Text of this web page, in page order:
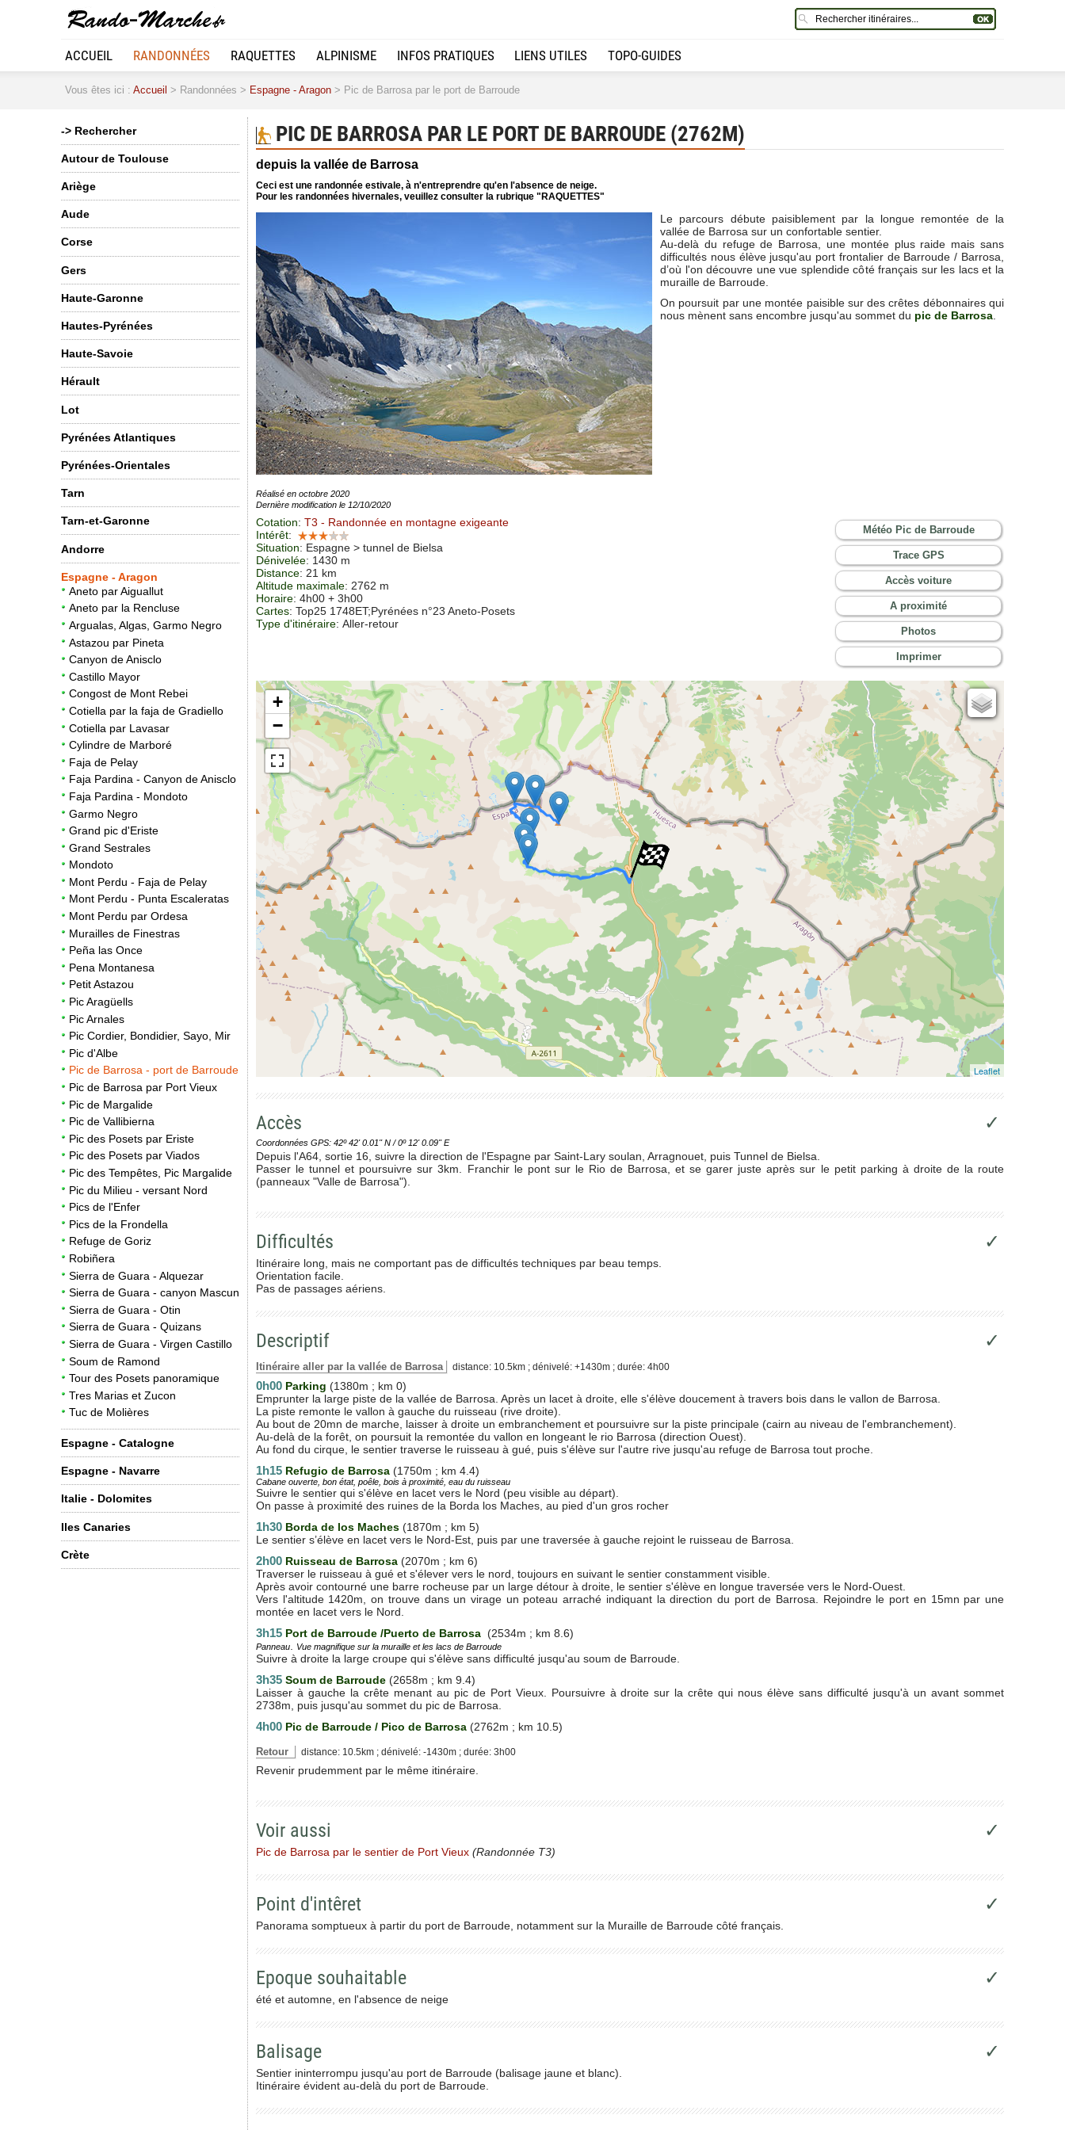
ACCUEIL RANDONNÉES RAQUETTES ALPINISME INFOS PRATIQUES LIENS UTILES TOPO-GUIDES
Vous êtes ici : Accueil > Randonnées > Espagne - Aragon > Pic de Barrosa par le port de Barroude
-> Rechercher
Autour de Toulouse
Ariège
Aude
Corse
Gers
Haute-Garonne
Hautes-Pyrénées
Haute-Savoie
Hérault
Lot
Pyrénées Atlantiques
Pyrénées-Orientales
Tarn
Tarn-et-Garonne
Andorre
Espagne - Aragon
Aneto par Aiguallut
Aneto par la Rencluse
Argualas, Algas, Garmo Negro
Astazou par Pineta
Canyon de Anisclo
Castillo Mayor
Congost de Mont Rebei
Cotiella par la faja de Gradiello
Cotiella par Lavasar
Cylindre de Marboré
Faja de Pelay
Faja Pardina - Canyon de Anisclo
Faja Pardina - Mondoto
Garmo Negro
Grand pic d'Eriste
Grand Sestrales
Mondoto
Mont Perdu - Faja de Pelay
Mont Perdu - Punta Escaleratas
Mont Perdu par Ordesa
Murailles de Finestras
Peña las Once
Pena Montanesa
Petit Astazou
Pic Aragüells
Pic Arnales
Pic Cordier, Bondidier, Sayo, Mir
Pic d'Albe
Pic de Barrosa - port de Barroude
Pic de Barrosa par Port Vieux
Pic de Margalide
Pic de Vallibierna
Pic des Posets par Eriste
Pic des Posets par Viados
Pic des Tempêtes, Pic Margalide
Pic du Milieu - versant Nord
Pics de l'Enfer
Pics de la Frondella
Refuge de Goriz
Robiñera
Sierra de Guara - Alquezar
Sierra de Guara - canyon Mascun
Sierra de Guara - Otin
Sierra de Guara - Quizans
Sierra de Guara - Virgen Castillo
Soum de Ramond
Tour des Posets panoramique
Tres Marias et Zucon
Tuc de Molières
Espagne - Catalogne
Espagne - Navarre
Italie - Dolomites
Iles Canaries
Crète
PIC DE BARROSA PAR LE PORT DE BARROUDE (2762M)
depuis la vallée de Barrosa
Ceci est une randonnée estivale, à n'entreprendre qu'en l'absence de neige.
Pour les randonnées hivernales, veuillez consulter la rubrique "RAQUETTES"
Le parcours débute paisiblement par la longue remontée de la
vallée de Barrosa sur un confortable sentier.
Au-delà du refuge de Barrosa, une montée plus raide mais sans
difficultés nous élève jusqu'au port frontalier de Barroude / Barrosa,
d’où l'on découvre une vue splendide côté français sur les lacs et la
muraille de Barroude.
On poursuit par une montée paisible sur des crêtes débonnaires qui
nous mènent sans encombre jusqu'au sommet du pic de Barrosa
Réalisé en octobre 2020
Dernière modification le 12/10/2020
Cotation: T3 - Randonnée en montagne exigeante
Intérêt:
Situation: Espagne > tunnel de Bielsa
Dénivelée: 1430 m
Distance: 21 km
Altitude maximale: 2762 m
Horaire: 4h00 + 3h00
Cartes: Top25 1748ET;Pyrénées n°23 Aneto-Posets
Type d'itinéraire: Aller-retour
Météo Pic de Barroude
Trace GPS
Accès voiture
A proximité
Photos
Imprimer
+
−
Cartes IGN
Open Topo Map
Open Street Map
ESRI Word Imagery
Photographies aériennes
Leaflet
Accès ✓
Coordonnées GPS: 42º 42' 0.01'' N / 0º 12' 0.09'' E
Depuis l'A64, sortie 16, suivre la direction de l'Espagne par Saint-Lary soulan, Arragnouet, puis Tunnel de Bielsa.
Passer le tunnel et poursuivre sur 3km. Franchir le pont sur le Rio de Barrosa, et se garer juste après sur le petit parking à droite de la route
(panneaux "Valle de Barrosa").
Difficultés ✓
Itinéraire long, mais ne comportant pas de difficultés techniques par beau temps.
Orientation facile.
Pas de passages aériens.
Descriptif ✓
Itinéraire aller par la vallée de Barrosa distance: 10.5km ; dénivelé: +1430m ; durée: 4h00
0h00 Parking (1380m ; km 0)
Emprunter la large piste de la vallée de Barrosa. Après un lacet à droite, elle s'élève doucement à travers bois dans le vallon de Barrosa.
La piste remonte le vallon à gauche du ruisseau (rive droite).
Au bout de 20mn de marche, laisser à droite un embranchement et poursuivre sur la piste principale (cairn au niveau de l'embranchement).
Au-delà de la forêt, on poursuit la remontée du vallon en longeant le rio Barrosa (direction Ouest).
Au fond du cirque, le sentier traverse le ruisseau à gué, puis s'élève sur l'autre rive jusqu'au refuge de Barrosa tout proche.
1h15 Refugio de Barrosa (1750m ; km 4.4)
Cabane ouverte, bon état, poêle, bois à proximité, eau du ruisseau
Suivre le sentier qui s'élève en lacet vers le Nord (peu visible au départ).
On passe à proximité des ruines de la Borda los Maches, au pied d'un gros rocher
1h30 Borda de los Maches (1870m ; km 5)
Le sentier s’élève en lacet vers le Nord-Est, puis par une traversée à gauche rejoint le ruisseau de Barrosa.
2h00 Ruisseau de Barrosa (2070m ; km 6)
Traverser le ruisseau à gué et s'élever vers le nord, toujours en suivant le sentier constamment visible.
Après avoir contourné une barre rocheuse par un large détour à droite, le sentier s'élève en longue traversée vers le Nord-Ouest.
Vers l'altitude 1420m, on trouve dans un virage un poteau arraché indiquant la direction du port de Barrosa. Rejoindre le port en 15mn par une
montée en lacet vers le Nord.
3h15 Port de Barroude /Puerto de Barrosa (2534m ; km 8.6)
Panneau Vue magnifique sur la muraille et les lacs de Barroude
Suivre à droite la large croupe qui s'élève sans difficulté jusqu'au soum de Barroude.
3h35 Soum de Barroude (2658m ; km 9.4)
Laisser à gauche la crête menant au pic de Port Vieux. Poursuivre à droite sur la crête qui nous élève sans difficulté jusqu'à un avant sommet
2738m, puis jusqu'au sommet du pic de Barrosa.
4h00 Pic de Barroude / Pico de Barrosa (2762m ; km 10.5)
Retour distance: 10.5km ; dénivelé: -1430m ; durée: 3h00
Revenir prudemment par le même itinéraire.
Voir aussi ✓
Pic de Barrosa par le sentier de Port Vieux (Randonnée T3)
Point d'intêret ✓
Panorama somptueux à partir du port de Barroude, notamment sur la Muraille de Barroude côté français.
Epoque souhaitable ✓
été et automne, en l'absence de neige
Balisage ✓
Sentier ininterrompu jusqu'au port de Barroude (balisage jaune et blanc).
Itinéraire évident au-delà du port de Barroude.